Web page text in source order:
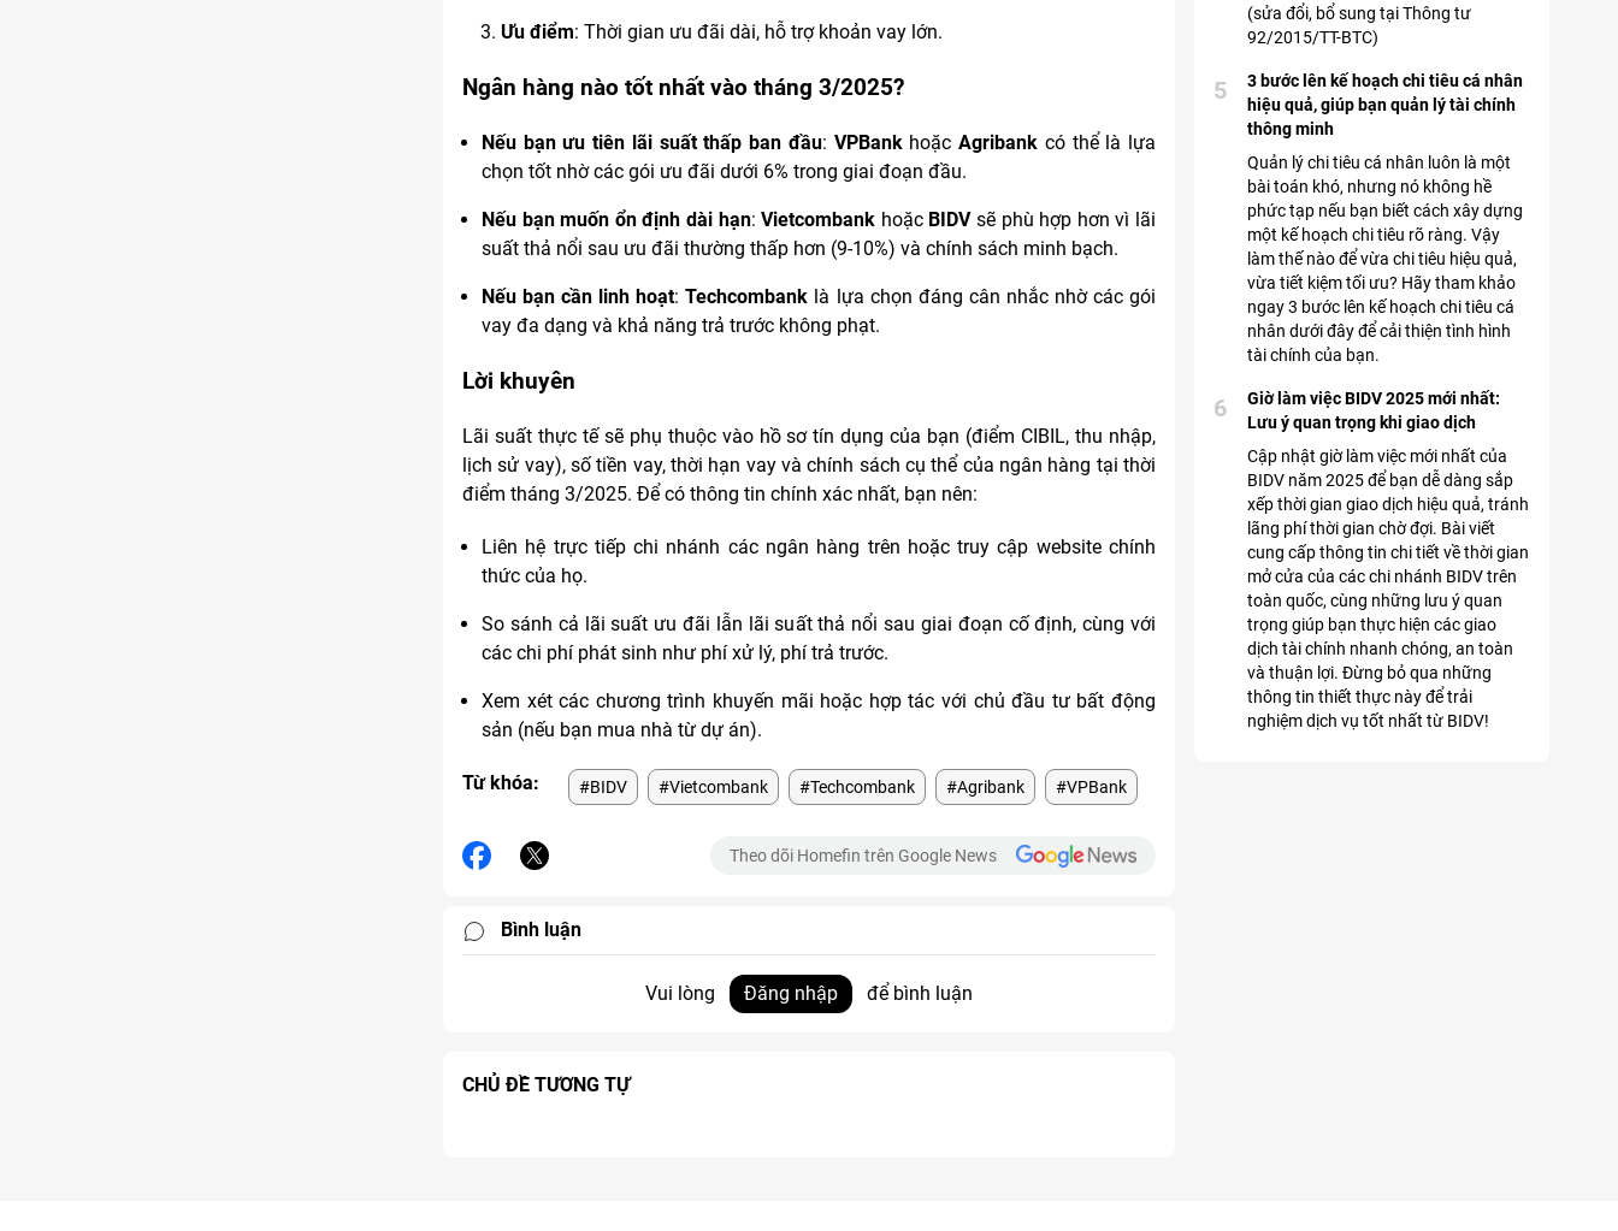
Ưu điểm: Thời gian ưu đãi dài, hỗ trợ khoản vay lớn.
Ngân hàng nào tốt nhất vào tháng 3/2025?
Nếu bạn ưu tiên lãi suất thấp ban đầu: VPBankhoặcAgribank có thể là lựa
chọn tốt nhờ các gói ưu đãi dưới 6% trong giai đoạn đầu.
Nếu bạn muốn ổn định dài hạn:Vietcombank hoặc BIDVsẽ phù hợp hơn vì lãi
suất thả nổi sau ưu đãi thường thấp hơn (9-10%) và chính sách minh bạch.
Nếu bạn cần linh hoạt:Techcombank là lựa chọn đáng cân nhắc nhờ các gói
vay đa dạng và khả năng trả trước không phạt.
Lời khuyên
Lãi suất thực tế sẽ phụ thuộc vào hồ sơ tín dụng của bạn (điểm CIBIL, thu nhập,
lịch sử vay), số tiền vay, thời hạn vay và chính sách cụ thể của ngân hàng tại thời
điểm tháng 3/2025. Để có thông tin chính xác nhất, bạn nên:
Liên hệ trực tiếp chi nhánh các ngân hàng trên hoặc truy cập website chính
thức của họ.
So sánh cả lãi suất ưu đãi lẫn lãi suất thả nổi sau giai đoạn cố định, cùng với
các chi phí phát sinh như phí xử lý, phí trả trước.
Xem xét các chương trình khuyến mãi hoặc hợp tác với chủ đầu tư bất động
sản (nếu bạn mua nhà từ dự án).
Từ khóa: #BIDV #Vietcombank #Techcombank #Agribank #VPBank
Theo dõi Homefin trên Google News
Bình luận
Vui lòng Đăng nhập để bình luận
CHỦ ĐỀ TƯƠNG TỰ
(sửa đổi, bổ sung tại Thông tư
92/2015/TT-BTC)
3 bước lên kế hoạch chi tiêu cá nhân
hiệu quả, giúp bạn quản lý tài chính
thông minh
5
Quản lý chi tiêu cá nhân luôn là một
bài toán khó, nhưng nó không hề
phức tạp nếu bạn biết cách xây dựng
một kế hoạch chi tiêu rõ ràng. Vậy
làm thế nào để vừa chi tiêu hiệu quả,
vừa tiết kiệm tối ưu? Hãy tham khảo
ngay 3 bước lên kế hoạch chi tiêu cá
nhân dưới đây để cải thiện tình hình
tài chính của bạn.
Giờ làm việc BIDV 2025 mới nhất:
Lưu ý quan trọng khi giao dịch
6
Cập nhật giờ làm việc mới nhất của
BIDV năm 2025 để bạn dễ dàng sắp
xếp thời gian giao dịch hiệu quả, tránh
lãng phí thời gian chờ đợi. Bài viết
cung cấp thông tin chi tiết về thời gian
mở cửa của các chi nhánh BIDV trên
toàn quốc, cùng những lưu ý quan
trọng giúp bạn thực hiện các giao
dịch tài chính nhanh chóng, an toàn
và thuận lợi. Đừng bỏ qua những
thông tin thiết thực này để trải
nghiệm dịch vụ tốt nhất từ BIDV!